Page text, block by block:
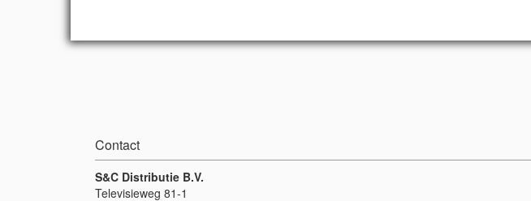
Contact
S&C Distributie B.V.
Televisieweg 81-1